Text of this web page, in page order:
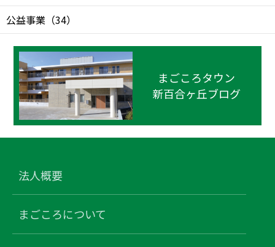
公益事業 （34）
まごころタウン
新百合ヶ丘ブログ
法人概要
まごころについて